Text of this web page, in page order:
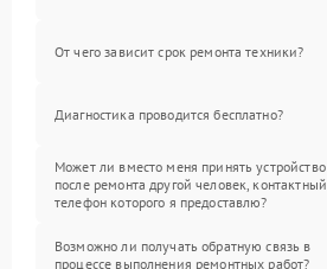
От чего зависит срок ремонта техники?
Диагностика проводится бесплатно?
Может ли вместо меня принять устройство
после ремонта другой человек, контактный
телефон которого я предоставлю?
Возможно ли получать обратную связь в
процессе выполнения ремонтных работ?